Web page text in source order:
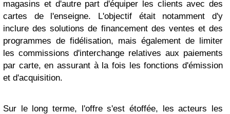
magasins et d'autre part d'équiper les clients avec des
cartes de l'enseigne. L'objectif était notamment d'y
inclure des solutions de financement des ventes et des
programmes de fidélisation, mais également de limiter
les commissions d'interchange relatives aux paiements
par carte, en assurant à la fois les fonctions d'émission
et d'acquisition.
Sur le long terme, l'offre s'est étoffée, les acteurs les